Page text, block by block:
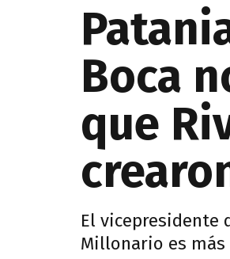
Boca
que
El vicepresidente
Millonario es más